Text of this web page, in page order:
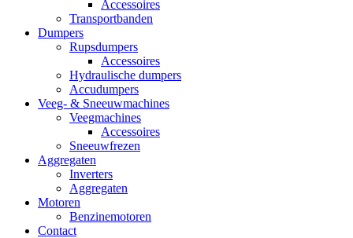
Accessoires
Transportbanden
Dumpers
Rupsdumpers
Accessoires
Hydraulische dumpers
Accudumpers
Veeg- & Sneeuwmachines
Veegmachines
Accessoires
Sneeuwfrezen
Aggregaten
Inverters
Aggregaten
Motoren
Benzinemotoren
Contact